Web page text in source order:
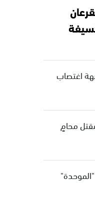
اغتصاب
محامٍ